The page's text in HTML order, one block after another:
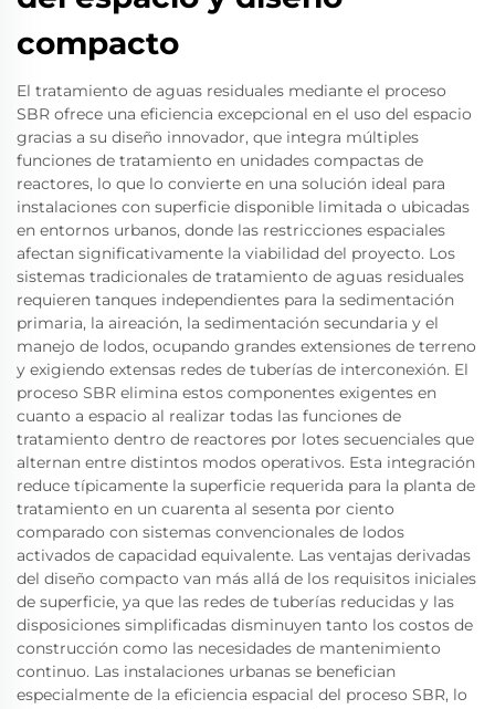
compacto
El tratamiento de aguas residuales mediante el proceso
SBR ofrece una eficiencia excepcional en el uso del espacio
gracias a su diseño innovador, que integra múltiples
funciones de tratamiento en unidades compactas de
reactores, lo que lo convierte en una solución ideal para
instalaciones con superficie disponible limitada o ubicadas
en entornos urbanos, donde las restricciones espaciales
afectan significativamente la viabilidad del proyecto. Los
sistemas tradicionales de tratamiento de aguas residuales
requieren tanques independientes para la sedimentación
primaria, la aireación, la sedimentación secundaria y el
manejo de lodos, ocupando grandes extensiones de terreno
y exigiendo extensas redes de tuberías de interconexión. El
proceso SBR elimina estos componentes exigentes en
cuanto a espacio al realizar todas las funciones de
tratamiento dentro de reactores por lotes secuenciales que
alternan entre distintos modos operativos. Esta integración
reduce típicamente la superficie requerida para la planta de
tratamiento en un cuarenta al sesenta por ciento
comparado con sistemas convencionales de lodos
activados de capacidad equivalente. Las ventajas derivadas
del diseño compacto van más allá de los requisitos iniciales
de superficie, ya que las redes de tuberías reducidas y las
disposiciones simplificadas disminuyen tanto los costos de
construcción como las necesidades de mantenimiento
continuo. Las instalaciones urbanas se benefician
especialmente de la eficiencia espacial del proceso SBR, lo